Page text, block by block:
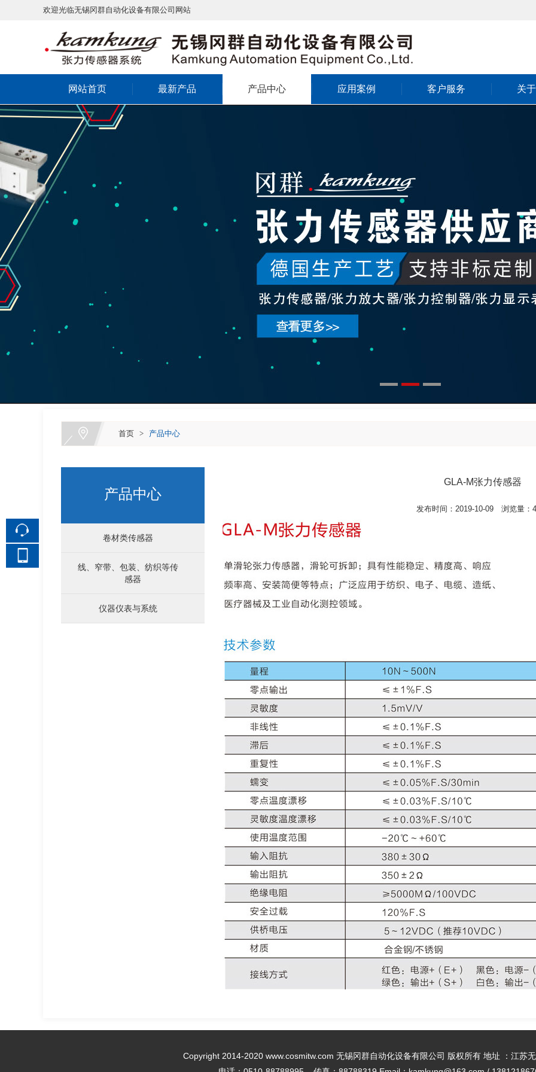
欢迎光临无锡冈群自动化设备有限公司网站
网站首页 最新产品 产品中心 应用案例 客户服务 关
首页 > 产品中心
产品中心
卷材类传感器
线、窄带、包装、纺织等传
感器
仪器仪表与系统
GLA-M张力传感器
发布时间：2019-10-09 浏览量：
Copyright 2014-2020 www.cosmitw.com 无锡冈群自动化设备有限公司 版权所有 地址 ：江苏